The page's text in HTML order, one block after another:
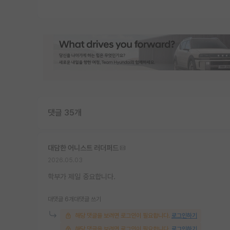
댓글 35개
대담한 어니스트 러더퍼드
학부가 제일 중요합니다.
대댓글 6개 대댓글 쓰기
해당 댓글을 보려면 로그인이 필요합니다. 로그인하기